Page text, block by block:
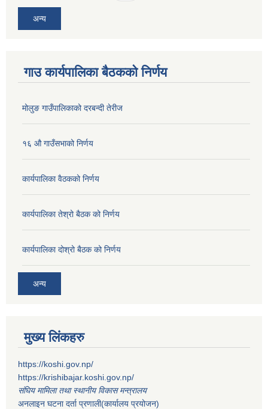
अन्य
गाउ कार्यपालिका बैठकको निर्णय
मोलुङ गाउँपालिकाको दरबन्दी तेरीज
१६ औ गाउँसभाको निर्णय
कार्यपालिका वैठकको निर्णय
कार्यपालिका तेश्रो बैठक को निर्णय
कार्यपालिका दोश्रो बैठक को निर्णय
अन्य
मुख्य लिंकहरु
https://koshi.gov.np/
https://krishibajar.koshi.gov.np/
संघिय मामिला तथा स्थानीय विकास मन्त्रालय
अनलाइन घटना दर्ता प्रणाली(कार्यालय प्रयोजन)